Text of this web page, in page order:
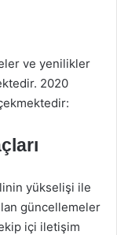
ve yenilikler
2020
yükselişi ile
güncellemeler
içi iletişim